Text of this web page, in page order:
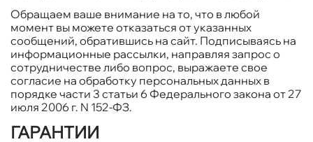
Обращаем ваше внимание на то, что в любой
момент вы можете отказаться от указанных
сообщений, обратившись на сайт. Подписываясь на
информационные рассылки, направляя запрос о
сотрудничестве либо вопрос, выражаете свое
согласие на обработку персональных данных в
порядке части 3 статьи 6 Федерального закона от 27
июля 2006 г. N 152-ФЗ.
ГАРАНТИИ